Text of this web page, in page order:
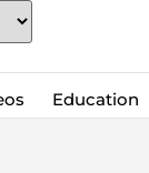
Education